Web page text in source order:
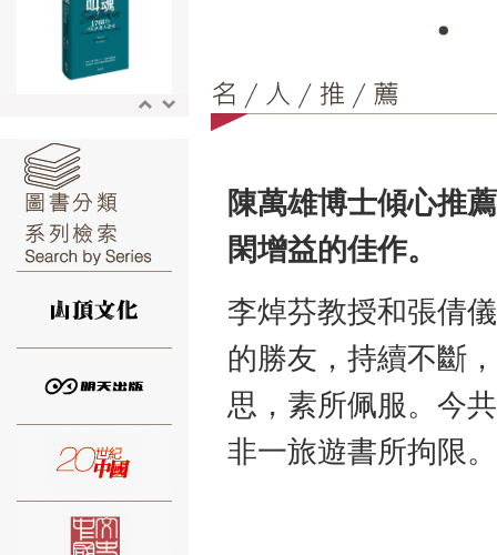
⑥
陳萬雄博士傾心推
閑增益的佳作。
李焯芬教授和張倩
的勝友，持續不斷
思，素所佩服。今
非一旅遊書所拘限。